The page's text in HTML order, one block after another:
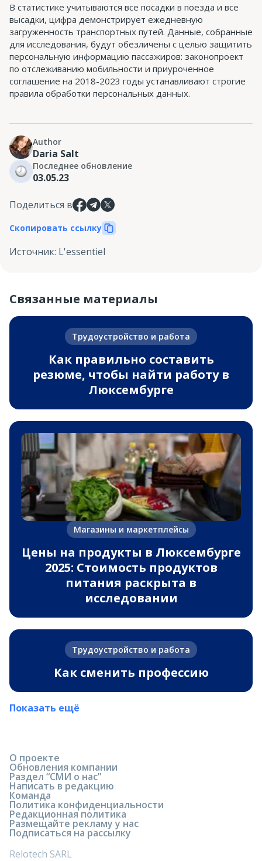
В статистике учитываются все посадки в поезда и все
высадки, цифра демонстрирует ежедневную
загруженность транспортных путей. Данные, собранные
для исследования, будут обезличены с целью защитить
персональную информацию пассажиров: законопроект
по отслеживанию мобильности и приуроченное
соглашение на 2018-2023 годы устанавливают строгие
правила обработки персональных данных.
Author
Daria Salt
Последнее обновление
03.05.23
Поделиться в
Скопировать ссылку
Источник: L'essentiel
Связанные материалы
Трудоустройство и работа
Как правильно составить
резюме, чтобы найти работу в
Люксембурге
Магазины и маркетплейсы
Цены на продукты в Люксембурге
2025: Стоимость продуктов
питания раскрыта в
исследовании
Трудоустройство и работа
Как сменить профессию
Показать ещё
О проекте
Обновления компании
Раздел “СМИ о нас”
Написать в редакцию
Команда
Политика конфиденциальности
Редакционная политика
Размещайте рекламу у нас
Подписаться на рассылку
Relotech SARL